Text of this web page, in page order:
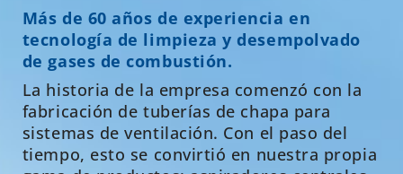
Más de 60 años de experiencia en
tecnología de limpieza y desempolvado
de gases de combustión.
La historia de la empresa comenzó con la
fabricación de tuberías de chapa para
sistemas de ventilación. Con el paso del
tiempo, esto se convirtió en nuestra propia